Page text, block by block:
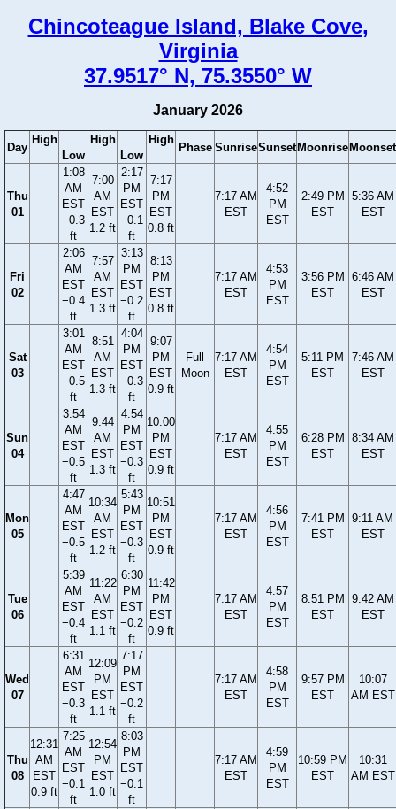
Chincoteague Island, Blake Cove,
Virginia
37.9517° N, 75.3550° W
January 2026
Day
High
Low
High
Low
High
Phase SunriseSunset Moonrise Moonset
Thu
01
1:08
AM
EST
−0.3
ft
7:00
AM
EST
1.2 ft
2:17
PM
EST
−0.1
ft
7:17
PM
EST
0.8 ft
7:17 AM
EST
4:52
PM
EST
2:49 PM
EST
5:36 AM
EST
Fri
02
2:06
AM
EST
−0.4
ft
7:57
AM
EST
1.3 ft
3:13
PM
EST
−0.2
ft
8:13
PM
EST
0.8 ft
7:17 AM
EST
4:53
PM
EST
3:56 PM
EST
6:46 AM
EST
Sat
03
3:01
AM
EST
−0.5
ft
8:51
AM
EST
1.3 ft
4:04
PM
EST
−0.3
ft
9:07
PM
EST
0.9 ft
Full
Moon
7:17 AM
EST
4:54
PM
EST
5:11 PM
EST
7:46 AM
EST
Sun
04
3:54
AM
EST
−0.5
ft
9:44
AM
EST
1.3 ft
4:54
PM
EST
−0.3
ft
10:00
PM
EST
0.9 ft
7:17 AM
EST
4:55
PM
EST
6:28 PM
EST
8:34 AM
EST
Mon
05
4:47
AM
EST
−0.5
ft
10:34
AM
EST
1.2 ft
5:43
PM
EST
−0.3
ft
10:51
PM
EST
0.9 ft
7:17 AM
EST
4:56
PM
EST
7:41 PM
EST
9:11 AM
EST
Tue
06
5:39
AM
EST
−0.4
ft
11:22
AM
EST
1.1 ft
6:30
PM
EST
−0.2
ft
11:42
PM
EST
0.9 ft
7:17 AM
EST
4:57
PM
EST
8:51 PM
EST
9:42 AM
EST
Wed
07
6:31
AM
EST
−0.3
ft
12:09
PM
EST
1.1 ft
7:17
PM
EST
−0.2
ft
7:17 AM
EST
4:58
PM
EST
9:57 PM
EST
10:07
AM EST
Thu
08
12:31
AM
EST
0.9 ft
7:25
AM
EST
−0.1
ft
12:54
PM
EST
1.0 ft
8:03
PM
EST
−0.1
ft
7:17 AM
EST
4:59
PM
EST
10:59 PM
EST
10:31
AM EST